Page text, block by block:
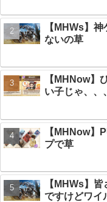
【MHWs】
ないの草
【MHNow】
い子じゃ、、、
【MHNow】
プで草
【MHWs】
ですけどワイ